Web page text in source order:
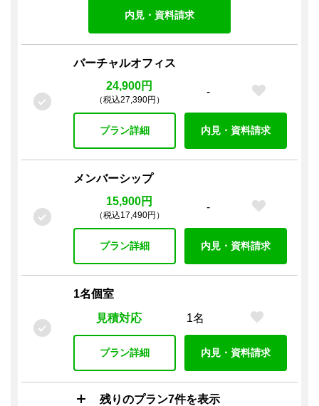
内見・資料請求
バーチャルオフィス
24,900円
（税込27,390円）
-
プラン詳細 内見・資料請求
メンバーシップ
15,900円
（税込17,490円）
-
プラン詳細 内見・資料請求
1名個室
見積対応
1名
プラン詳細 内見・資料請求
残りのプラン7件を表示